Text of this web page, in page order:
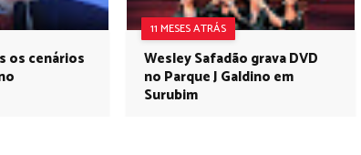
os cenários
11 MESES ATRÁS
Wesley Safadão grava DVD
no Parque J Galdino em
Surubim